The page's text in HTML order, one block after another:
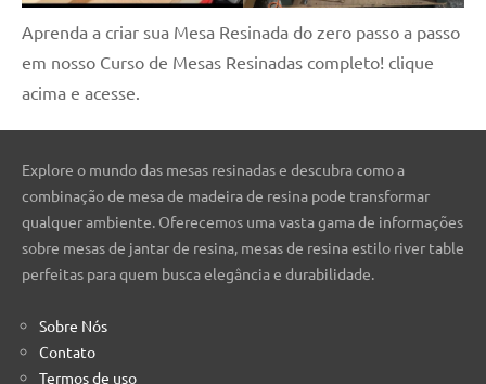
Aprenda a criar sua Mesa Resinada do zero passo a passo
em nosso Curso de Mesas Resinadas completo! clique
acima e acesse.
Explore o mundo das mesas resinadas e descubra como a
combinação de mesa de madeira de resina pode transformar
qualquer ambiente. Oferecemos uma vasta gama de informações
sobre mesas de jantar de resina, mesas de resina estilo river table
perfeitas para quem busca elegância e durabilidade.
Sobre Nós
Contato
Termos de uso